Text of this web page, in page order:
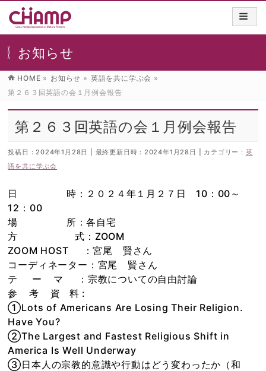
お知らせ
HOME » お知らせ » 英語を共に学ぶ会 »
第２６３回英語の会１月例会報告
第２６３回英語の会１月例会報告
投稿日 : 2024年1月28日 最終更新日時 : 2024年1月28日 カテゴリー : 英
語を共に学ぶ会
日 時：２０２４年１月２７日 10：00～
12：00
場 所：各自宅
方 式：ZOOM
ZOOM HOST ：宮尾 賢さん
コーディネーター：宮尾 賢さん
テ ー マ ：宗教についての自由討論
参 考 資 料 :
①Lots of Americans Are Losing Their Religion.
Have You?
②The Largest and Fastest Religious Shift in
America Is Well Underway
③日本人の宗教的意識や行動はどう変わったか（和